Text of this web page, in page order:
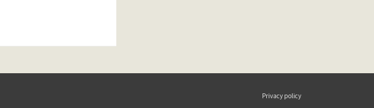
Privacy policy